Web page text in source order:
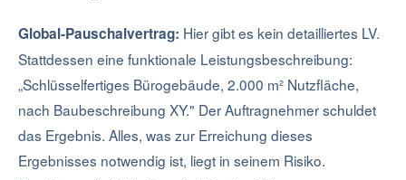
Global-Pauschalvertrag: Hier gibt es kein detailliertes LV.
Stattdessen eine funktionale Leistungsbeschreibung:
„Schlüsselfertiges Bürogebäude, 2.000 m² Nutzfläche,
nach Baubeschreibung XY." Der Auftragnehmer schuldet
das Ergebnis. Alles, was zur Erreichung dieses
Ergebnisses notwendig ist, liegt in seinem Risiko.